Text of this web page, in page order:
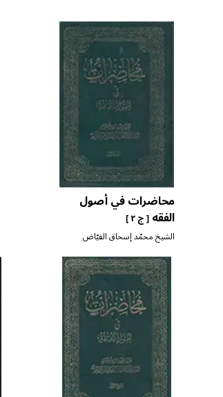
محاضرات في أصول
الفقه[ ج ٢ ]
الشيخ محمّد إسحاق الفيّاض